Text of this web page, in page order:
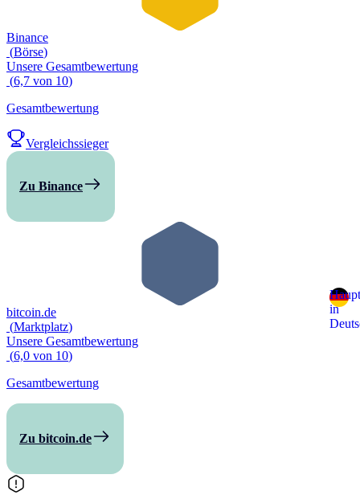
Binance
(Börse)
Unsere Gesamtbewertung
(6,7 von 10)
Gesamtbewertung
Vergleichssieger
Zu Binance
in
bitcoin.de
(Marktplatz)
Unsere Gesamtbewertung
(6,0 von 10)
Gesamtbewertung
Zu bitcoin.de